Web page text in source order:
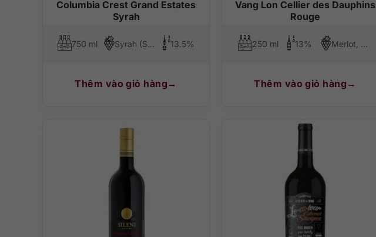
Columbia Crest Grand Estates
Syrah
750 ml Syrah (Shiraz) 13.5%
Thêm vào giỏ hàng
Vang Lon Cellier des Dauphins
Rouge
250 ml 13% Merlot, Grenache
Thêm vào giỏ hàng